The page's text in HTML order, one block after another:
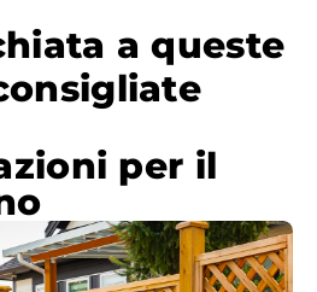
a queste
per il